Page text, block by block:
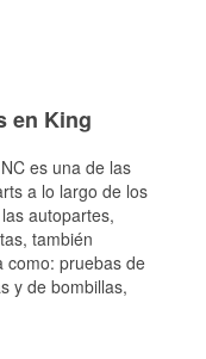
en King
es una de las
a lo largo de los
autopartes,
también
como: pruebas de
y de bombillas,